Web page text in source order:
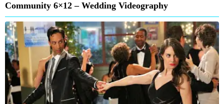
Community 6×12 – Wedding Videography